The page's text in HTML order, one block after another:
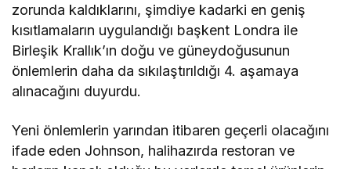
zorunda kaldıklarını, şimdiye kadarki en geniş
kısıtlamaların uygulandığı başkent Londra ile
Birleşik Krallık’ın doğu ve güneydoğusunun
önlemlerin daha da sıkılaştırıldığı 4. aşamaya
alınacağını duyurdu.
Yeni önlemlerin yarından itibaren geçerli olacağını
ifade eden Johnson, halihazırda restoran ve